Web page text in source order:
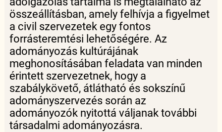
összeállításban, amely felhívja a figyelmet
a civil szervezetek egy fontos
forrásteremtési lehetőségére. Az
adományozás kultúrájának
meghonosításában feladata van minden
érintett szervezetnek, hogy a
szabálykövető, átlátható és sokszínű
adományszervezés során az
adományozók nyitottá váljanak további
társadalmi adományozásra.